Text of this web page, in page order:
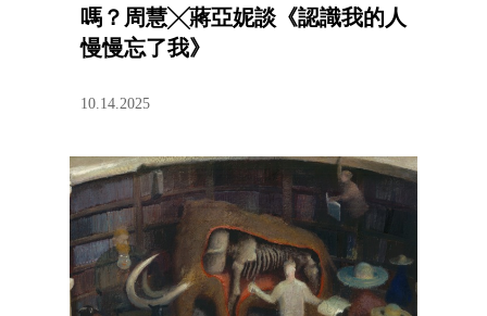
嗎？周慧╳蔣亞妮談《認識我的人
慢慢忘了我》
10.14.2025